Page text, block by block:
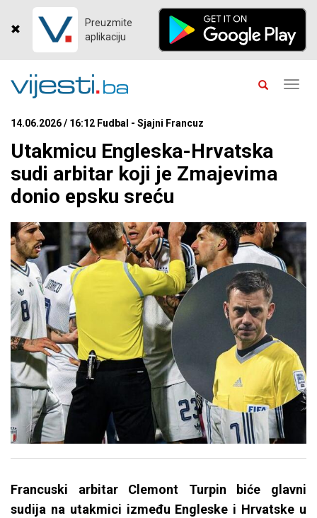
Preuzmite
aplikaciju
14.06.2026 / 16:12 Fudbal - Sjajni Francuz
Utakmicu Engleska-Hrvatska
sudi arbitar koji je Zmajevima
donio epsku sreću
Francuski arbitar Clemont Turpin biće glavni
sudija na utakmici između Engleske i Hrvatske u